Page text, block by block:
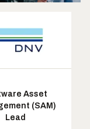
Asset
(SAM)
Lead